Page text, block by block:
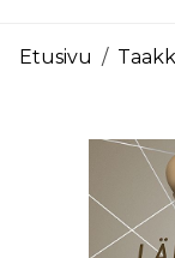
Etusivu